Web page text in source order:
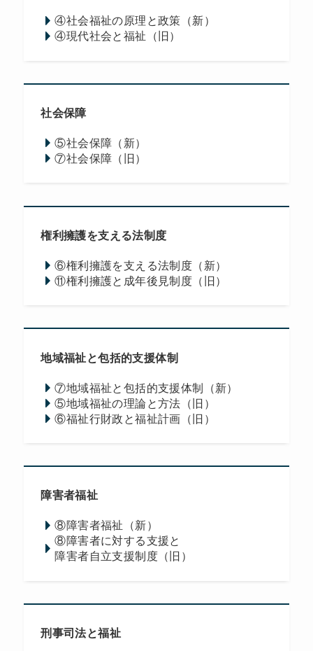
④社会福祉の原理と政策（新）
④現代社会と福祉（旧）
社会保障
⑤社会保障（新）
⑦社会保障（旧）
権利擁護を支える法制度
⑥権利擁護を支える法制度（新）
⑪権利擁護と成年後見制度（旧）
地域福祉と包括的支援体制
⑦地域福祉と包括的支援体制（新）
⑤地域福祉の理論と方法（旧）
⑥福祉行財政と福祉計画（旧）
障害者福祉
⑧障害者福祉（新）
⑧障害者に対する支援と
障害者自立支援制度（旧）
刑事司法と福祉